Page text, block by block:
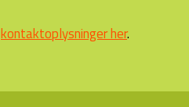
kontaktoplysninger her.